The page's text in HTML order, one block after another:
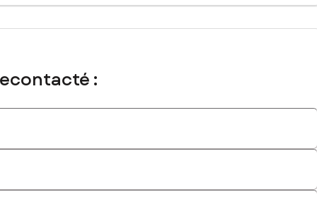
et de toutes les commodités : commerces, écoles,
votre projet immobilier.
: